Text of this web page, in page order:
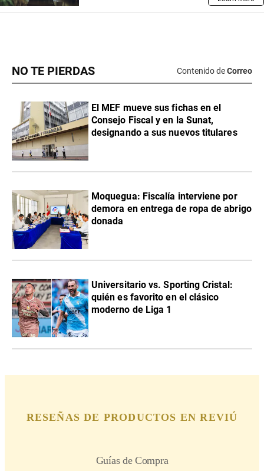
NO TE PIERDAS Contenido deCorreo
El MEF mueve sus fichas en el
Consejo Fiscal y en la Sunat,
designando a sus nuevos titulares
Moquegua: Fiscalía interviene por
demora en entrega de ropa de abrigo
donada
Universitario vs. Sporting Cristal:
quién es favorito en el clásico
moderno de Liga 1